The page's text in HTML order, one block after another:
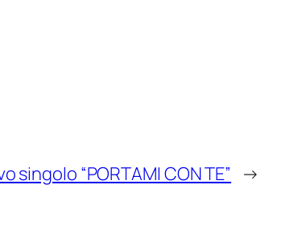
singolo “PORTAMI CON TE” →